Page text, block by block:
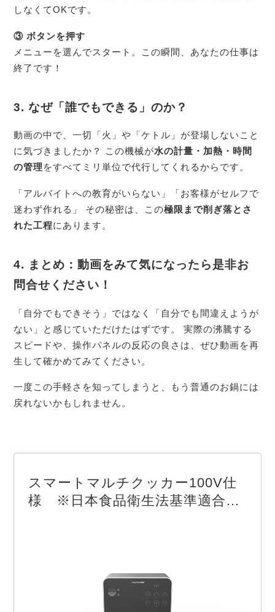
しなくてOKです。
③ ボタンを押す
メニューを選んでスタート。この瞬間、あなたの仕事は
終了です！
3. なぜ「誰でもできる」のか？
動画の中で、一切「火」や「ケトル」が登場しないこと
に気づきましたか？ この機械が水の計量・加熱・時間
の管理 をすべてミリ単位で代行してくれるからです。
「アルバイトへの教育がいらない」「お客様がセルフで
迷わず作れる」 その秘密は、この極限まで削ぎ落とさ
れた工程にあります。
4. まとめ：動画をみて気になったら是非お
問合せください！
「自分でもできそう」ではなく「自分でも間違えようが
ない」と感じていただけたはずです。 実際の沸騰する
スピードや、操作パネルの反応の良さは、ぜひ動画を再
生して確かめてみてください。
一度この手軽さを知ってしまうと、もう普通のお鍋には
戻れないかもしれません。
スマートマルチクッカー100V仕
様 ※日本食品衛生法基準適合／